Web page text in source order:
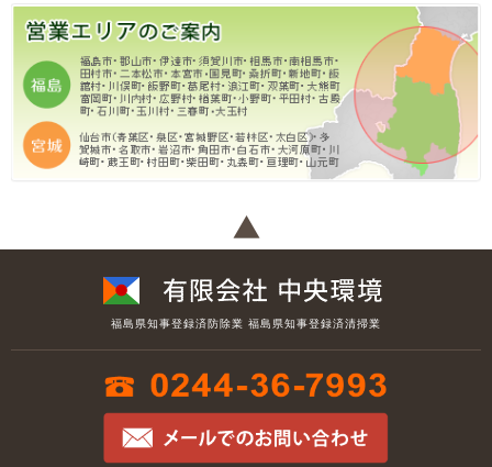
福島県知事登録済防除業 福島県知事登録済清掃業